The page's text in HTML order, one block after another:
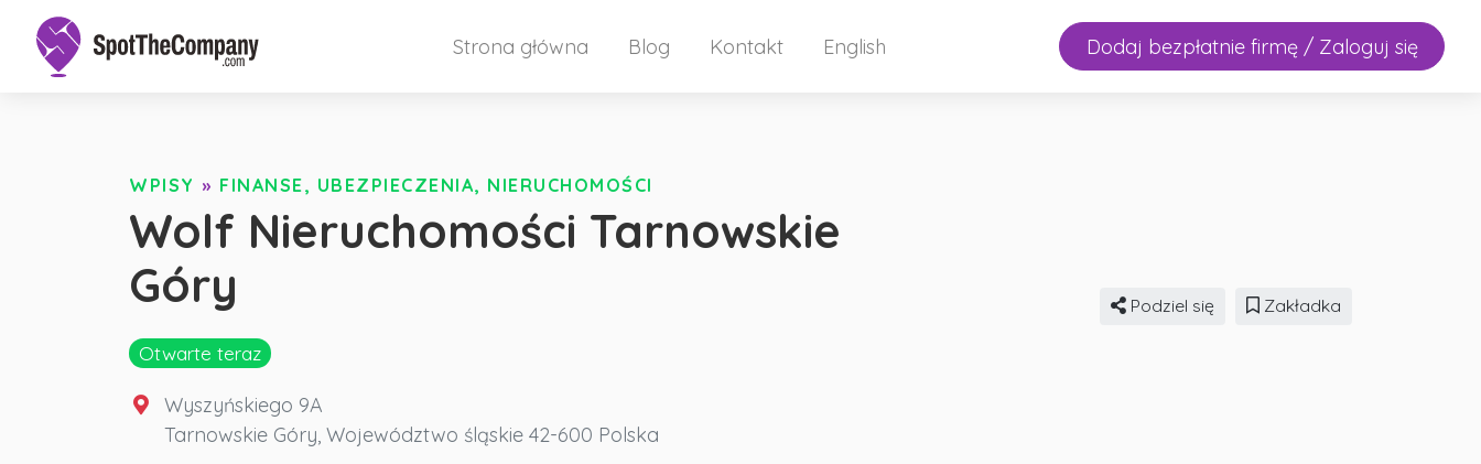
Strona główna Blog Kontakt English Dodaj bezpłatnie firmę / Zaloguj się
WPISY » FINANSE, UBEZPIECZENIA, NIERUCHOMOŚCI
Wolf Nieruchomości Tarnowskie
Góry
Otwarte teraz
Wyszyńskiego 9A
Tarnowskie Góry, Województwo śląskie 42-600 Polska
Podziel się Zakładka